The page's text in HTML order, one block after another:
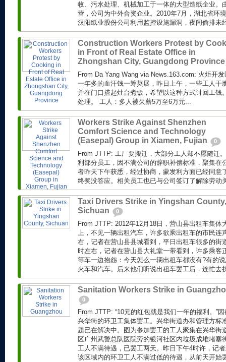
收、污水处理、机械加工于一体的大型造纸企业。
营，公司为中外合资企业。2010年7月，湖北省环
汉阳纸业股份公司利用监控设施漏洞，夜间偷排未
Construction Workers Protest by
in Front of Real Estate Office in
Zhongshan City, Guangdong
From Da Yang Wang via News.163.com: 火炬开
一年多的血汗钱一筹莫展，昨日上午，一些工人干
并在门口搭起灶台煮饭，希望以这种方式讨回工钱
处理。 工人：多人被欠薪5万至6万元...
Workers Strike Against Shenzhen
Comfort Science and Technology
(Easepal) Group in Xiamen, Fujian
0
From JTTP: 工厂要搬迁，大部分工人却不愿随迁
利部分员工，因不满公司的辞职补偿标准，聚集在
者昨天下午获悉，经过协商，蒙发利方面已经同意
终奖没答应。相关员工也已与公司签订了解除劳动
Taxi Drivers Strike in Yingshan County,
Sichuan
0
From JTTP: 2012年12月18日，营山县出租车集体
上，不见一辆出租汽车，许多欲乘出租车的市民连
右，记者在营山县县城看到，平日出租车很多的街
时左右，记者在营山县大礼堂一带看到，许多乘客
等车一边抱怨：今天怎么一辆出租车都没有?有的
火车和汽车。后来他们听说出租车罢工后，连忙去
Sanitation Workers Strike in
0
From JTTP: “10元的红包就是我们一年的福利。”
兴华街的环卫工集体罢工。兴华街道办和管理方标
题已在解决中。图为参加罢工的工人聚集在兴华街
区广州武警总队医院旁的银河社区内垃圾成堆堵塞
工人不满待遇，已罢工两天。昨日下午4时许，记
该区域内的环卫工人不满过低的待遇，从前天开始